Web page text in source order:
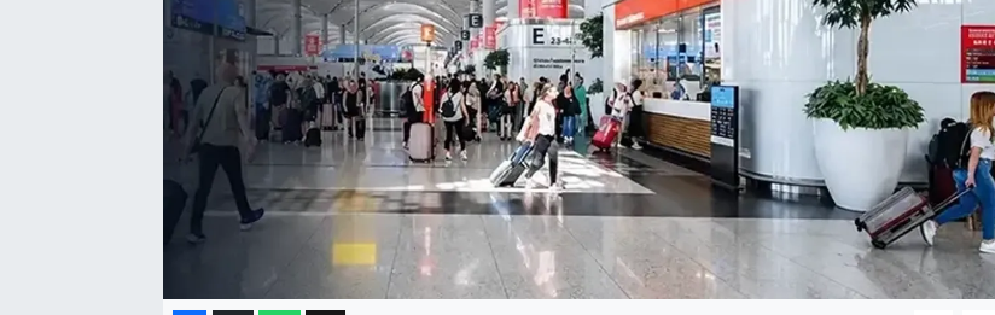
Kültür & Sanat